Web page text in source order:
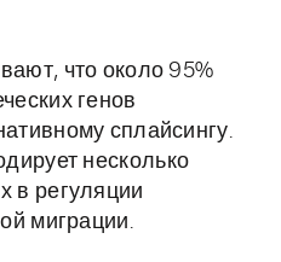
что около 95%
генов
сплайсингу.
несколько
в регуляции
миграции.